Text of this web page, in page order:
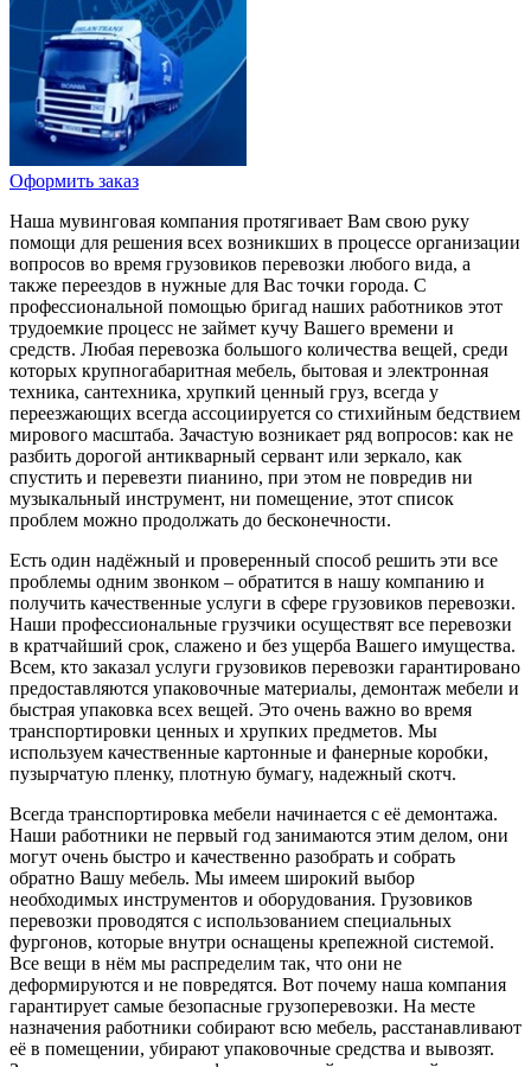
Оформить заказ
Наша мувинговая компания протягивает Вам свою руку
помощи для решения всех возникших в процессе организации
вопросов во время грузовиков перевозки любого вида, а
также переездов в нужные для Вас точки города. С
профессиональной помощью бригад наших работников этот
трудоемкие процесс не займет кучу Вашего времени и
средств. Любая перевозка большого количества вещей, среди
которых крупногабаритная мебель, бытовая и электронная
техника, сантехника, хрупкий ценный груз, всегда у
переезжающих всегда ассоциируется со стихийным бедствием
мирового масштаба. Зачастую возникает ряд вопросов: как не
разбить дорогой антикварный сервант или зеркало, как
спустить и перевезти пианино, при этом не повредив ни
музыкальный инструмент, ни помещение, этот список
проблем можно продолжать до бесконечности.
Есть один надёжный и проверенный способ решить эти все
проблемы одним звонком – обратится в нашу компанию и
получить качественные услуги в сфере грузовиков перевозки.
Наши профессиональные грузчики осуществят все перевозки
в кратчайший срок, слажено и без ущерба Вашего имущества.
Всем, кто заказал услуги грузовиков перевозки гарантировано
предоставляются упаковочные материалы, демонтаж мебели и
быстрая упаковка всех вещей. Это очень важно во время
транспортировки ценных и хрупких предметов. Мы
используем качественные картонные и фанерные коробки,
пузырчатую пленку, плотную бумагу, надежный скотч.
Всегда транспортировка мебели начинается с её демонтажа.
Наши работники не первый год занимаются этим делом, они
могут очень быстро и качественно разобрать и собрать
обратно Вашу мебель. Мы имеем широкий выбор
необходимых инструментов и оборудования. Грузовиков
перевозки проводятся с использованием специальных
фургонов, которые внутри оснащены крепежной системой.
Все вещи в нём мы распределим так, что они не
деформируются и не повредятся. Вот почему наша компания
гарантирует самые безопасные грузоперевозки. На месте
назначения работники собирают всю мебель, расстанавливают
её в помещении, убирают упаковочные средства и вывозят.